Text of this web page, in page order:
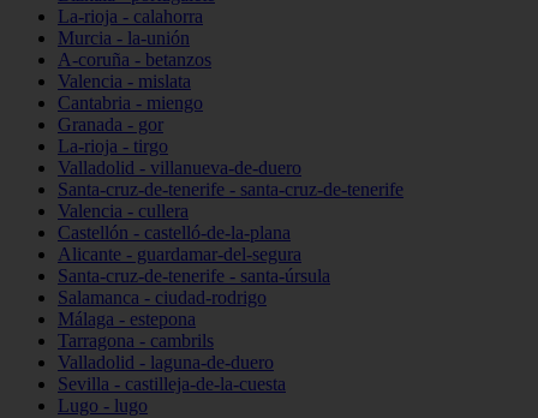
La-rioja - calahorra
Murcia - la-unión
A-coruña - betanzos
Valencia - mislata
Cantabria - miengo
Granada - gor
La-rioja - tirgo
Valladolid - villanueva-de-duero
Santa-cruz-de-tenerife - santa-cruz-de-tenerife
Valencia - cullera
Castellón - castelló-de-la-plana
Alicante - guardamar-del-segura
Santa-cruz-de-tenerife - santa-úrsula
Salamanca - ciudad-rodrigo
Málaga - estepona
Tarragona - cambrils
Valladolid - laguna-de-duero
Sevilla - castilleja-de-la-cuesta
Lugo - lugo